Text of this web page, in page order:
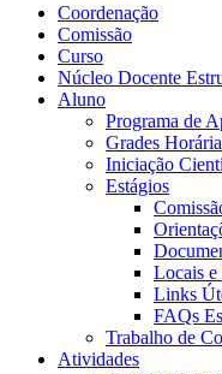
Coordenação
Comissão
Curso
Núcleo Docente
Aluno
Programa de
Grades
Iniciação
Estágios
Locais e
Links
FAQs
Trabalho de
Atividades